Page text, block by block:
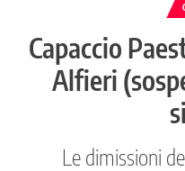
Capaccio
Alfieri
Le dimissioni